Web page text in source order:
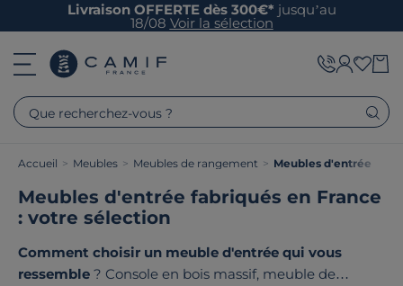
Livraison OFFERTE dès 300€* jusqu’au
18/08 Voir la sélection
Que recherchez-vous ?
Accueil > Meubles > Meubles de rangement > Meubles d'entrée
Meubles d'entrée fabriqués en France
: votre sélection
Comment choisir un meuble d'entrée qui vous
ressemble ? Console en bois massif, meuble de